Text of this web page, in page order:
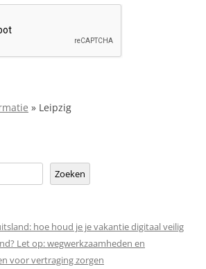
» Leipzig
Zoeken
hoe houd je je vakantie digitaal veilig
Let op: wegwerkzaamheden en
voor vertraging zorgen